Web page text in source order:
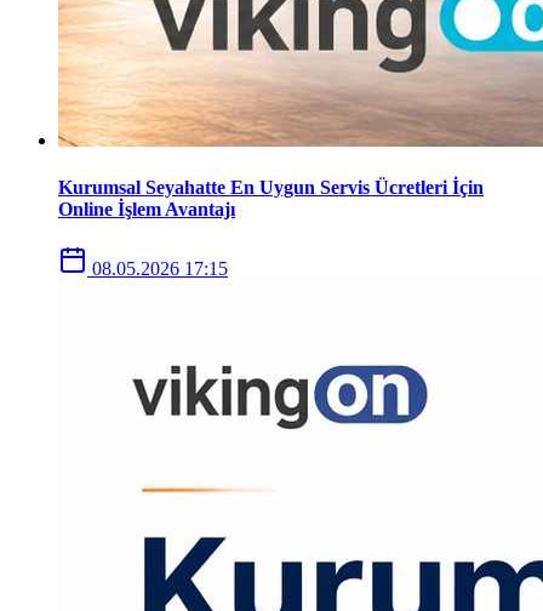
Kurumsal Seyahatte En Uygun Servis Ücretleri İçin
Online İşlem Avantajı
08.05.2026 17:15